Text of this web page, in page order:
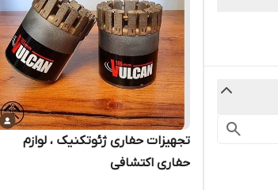
تجهیزات حفاری ژئوتکنیک ، لوازم
حفاری اکتشافی